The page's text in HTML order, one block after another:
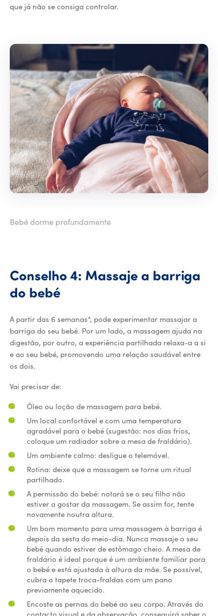
que já não se consiga controlar.
Bebé dorme profundamente
Conselho 4: Massaje a barriga
do bebéConselho 4: Massaje a
A partir das 6 semanas*, pode experimentar massajar a
barriga do seu bebé. Por um lado, a massagem ajuda na
digestão, por outro, a experiência partilhada relaxa-a a si
e ao seu bebé, promovendo uma relação saudável entre
os dois.
Vai precisar de:
Óleo ou loção de massagem para bebé.
Um local confortável e com uma temperatura
agradável para o bebé (sugestão: nos dias frios,
coloque um radiador sobre a mesa de fraldário).
Um ambiente calmo: desligue o telemóvel.
Rotina: deixe que a massagem se torne um ritual
partilhado.
A permissão do bebé: notará se o seu filho não
estiver a gostar da massagem. Se assim for, tente
novamente noutra altura.
Um bom momento para uma massagem à barriga é
depois da sesta do meio-dia. Nunca massaje o seu
bebé quando estiver de estômago cheio. A mesa de
fraldário é ideal porque é um ambiente familiar para
o bebé e está ajustada à altura da mãe. Se possível,
cubra o tapete troca-fraldas com um pano
previamente aquecido.
Encoste as pernas do bebé ao seu corpo. Através do